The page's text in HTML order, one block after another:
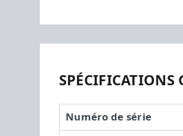
SPÉCIFICATIONS
Numéro de série